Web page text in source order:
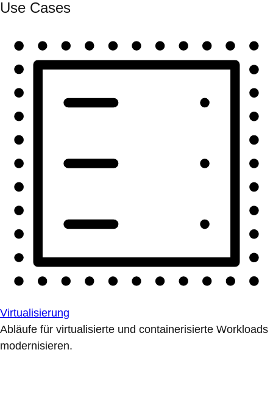
Use Cases
Virtualisierung
Abläufe für virtualisierte und containerisierte Workloads
modernisieren.